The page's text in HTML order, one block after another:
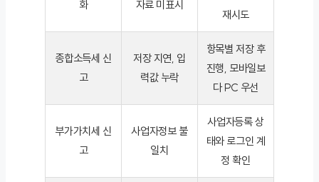
화 자료 미표시
재시도
종합소득세 신
고
저장 지연, 입
력값 누락
항목별 저장 후
진행, 모바일보
다 PC 우선
부가가치세 신
고
사업자정보 불
일치
사업자등록 상
태와 로그인 계
정 확인